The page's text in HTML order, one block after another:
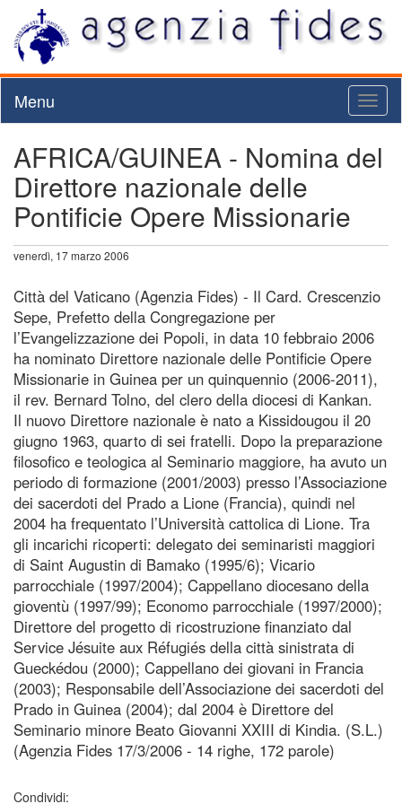
Menu
AFRICA/GUINEA - Nomina del
Direttore nazionale delle
Pontificie Opere Missionarie
venerdì, 17 marzo 2006
Città del Vaticano (Agenzia Fides) - Il Card. Crescenzio
Sepe, Prefetto della Congregazione per
l’Evangelizzazione dei Popoli, in data 10 febbraio 2006
ha nominato Direttore nazionale delle Pontificie Opere
Missionarie in Guinea per un quinquennio (2006-2011),
il rev. Bernard Tolno, del clero della diocesi di Kankan.
Il nuovo Direttore nazionale è nato a Kissidougou il 20
giugno 1963, quarto di sei fratelli. Dopo la preparazione
filosofico e teologica al Seminario maggiore, ha avuto un
periodo di formazione (2001/2003) presso l’Associazione
dei sacerdoti del Prado a Lione (Francia), quindi nel
2004 ha frequentato l’Università cattolica di Lione. Tra
gli incarichi ricoperti: delegato dei seminaristi maggiori
di Saint Augustin di Bamako (1995/6); Vicario
parrocchiale (1997/2004); Cappellano diocesano della
gioventù (1997/99); Economo parrocchiale (1997/2000);
Direttore del progetto di ricostruzione finanziato dal
Service Jésuite aux Réfugiés della città sinistrata di
Gueckédou (2000); Cappellano dei giovani in Francia
(2003); Responsabile dell’Associazione dei sacerdoti del
Prado in Guinea (2004); dal 2004 è Direttore del
Seminario minore Beato Giovanni XXIII di Kindia. (S.L.)
(Agenzia Fides 17/3/2006 - 14 righe, 172 parole)
Condividi: